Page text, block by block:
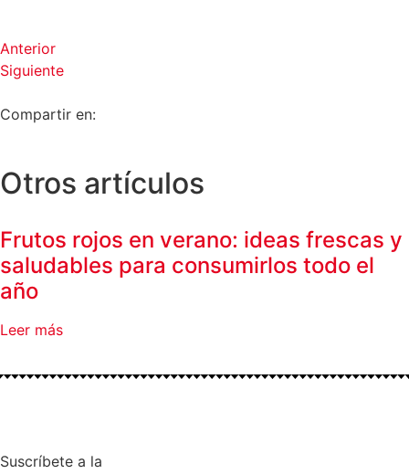
Anterior
Siguiente
Compartir en:
Otros artículos
Frutos rojos en verano: ideas frescas y
saludables para consumirlos todo el
año
Leer más
Suscríbete a la